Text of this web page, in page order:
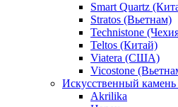
Smart Quartz
Stratos (Вьетнам)
Technistone
Teltos (Китай)
Viatera (США)
Vicostone
Искусственный
Akrilika